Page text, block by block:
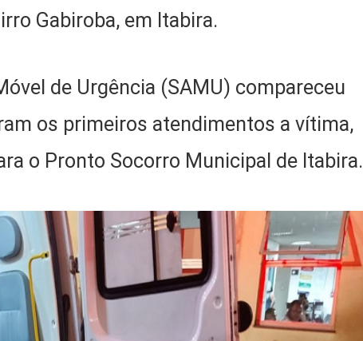
Gabiroba, em Itabira.
de Urgência (SAMU) compareceu
os primeiros atendimentos a vítima,
o Pronto Socorro Municipal de Itabira.